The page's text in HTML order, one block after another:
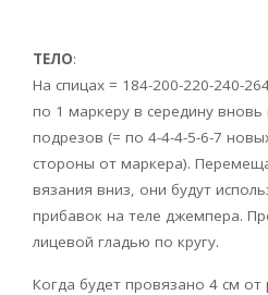
ТЕЛО:
На спицах = 184-200-220-240-
по 1 маркеру в середину вновь
подрезов (= по 4-4-4-5-6-7
стороны от маркера).
вязания вниз, они будут
прибавок на теле джемпера.
лицевой гладью по кругу.
Когда будет провязано 4 см от